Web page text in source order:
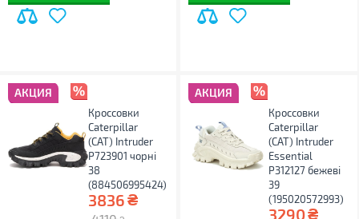
АКЦИЯ
Кроссовки
Caterpillar
(CAT) Intruder
P723901 чорні
38
(884506995424)
3836₴
АКЦИЯ
Кроссовки
Caterpillar
(CAT) Intruder
Essential
P312127 бежеві
39
(195020572993)
3290₴